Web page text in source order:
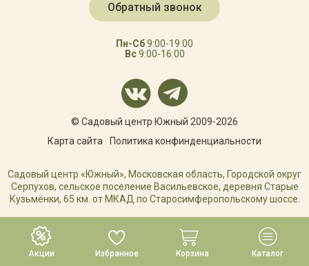
Акции Избранное Корзина Каталог
Обратный звонок
Пн-Сб9:00-19:00
Вс9:00-16:00
© Садовый центр Южный 2009-2026
Карта сайта
Политика конфинденциальности
Садовый центр «Южный», Московская область, Городской округ
Серпухов, сельское поселение Васильевское, деревня Старые
Кузьмёнки, 65 км. от МКАД по Старосимферопольскому шоссе.
РАЗРАБОТКА САЙТА